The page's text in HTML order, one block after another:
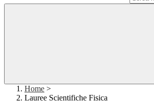
Home >
Lauree Scientifiche Fisica